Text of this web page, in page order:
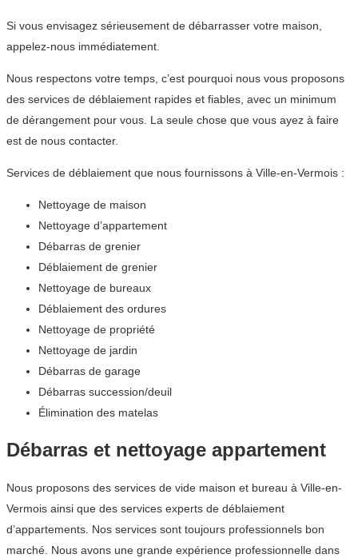
Si vous envisagez sérieusement de débarrasser votre maison,
appelez-nous immédiatement.
Nous respectons votre temps, c’est pourquoi nous vous proposons
des services de déblaiement rapides et fiables, avec un minimum
de dérangement pour vous. La seule chose que vous ayez à faire
est de nous contacter.
Services de déblaiement que nous fournissons à Ville-en-Vermois :
Nettoyage de maison
Nettoyage d’appartement
Débarras de grenier
Déblaiement de grenier
Nettoyage de bureaux
Déblaiement des ordures
Nettoyage de propriété
Nettoyage de jardin
Débarras de garage
Débarras succession/deuil
Élimination des matelas
Débarras et nettoyage appartement
Nous proposons des services de vide maison et bureau à Ville-en-
Vermois ainsi que des services experts de déblaiement
d’appartements. Nos services sont toujours professionnels bon
marché. Nous avons une grande expérience professionnelle dans